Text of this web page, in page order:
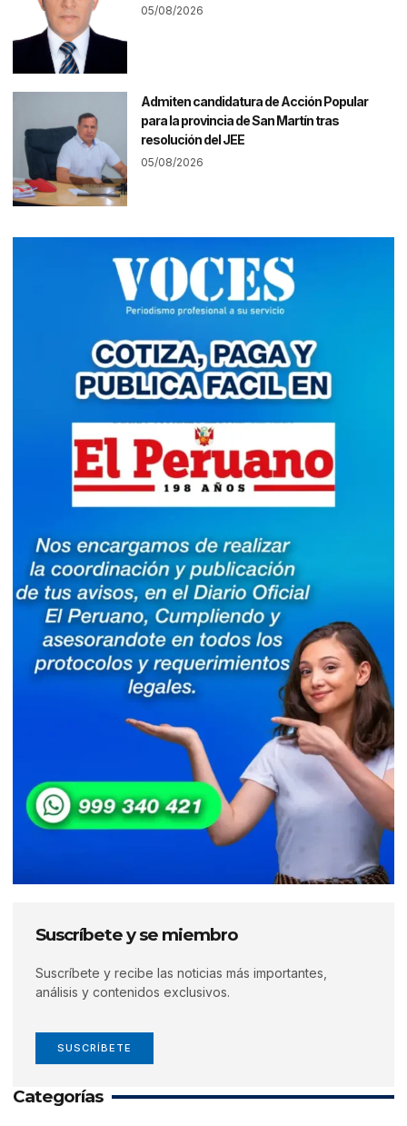
05/08/2026
Admiten candidatura de Acción Popular
para la provincia de San Martín tras
resolución del JEE
05/08/2026
Suscríbete y se miembro
Suscríbete y recibe las noticias más importantes,
análisis y contenidos exclusivos.
SUSCRÍBETE
Categorías